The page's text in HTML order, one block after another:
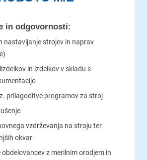
in odgovornosti:
nastavljanje strojev in naprav
in izdelkov v skladu s
prilagoditve programov za stroj
vzdrževanja na stroju ter
okvar
z merilnim orodjem in